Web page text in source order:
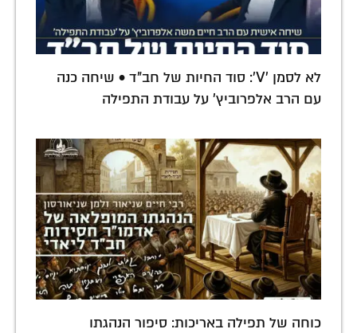
לא לסמן 'V': סוד החיות של חב"ד • שיחה כנה
עם הרב אלפרוביץ' על עבודת התפילה
כוחה של תפילה באריכות: סיפור הנהגתו